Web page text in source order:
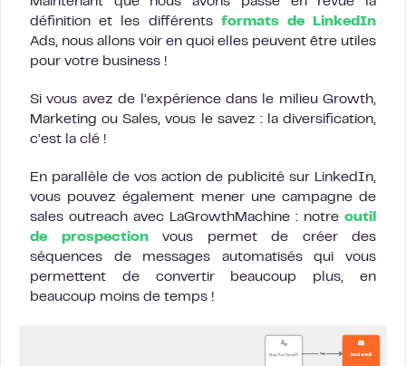
définition et les différents formats de LinkedIn
Ads, nous allons voir en quoi elles peuvent être utiles
pour votre business !
Si vous avez de l’expérience dans le milieu Growth,
Marketing ou Sales, vous le savez : la diversification,
c’est la clé !
En parallèle de vos action de publicité sur LinkedIn,
vous pouvez également mener une campagne de
sales outreach avec LaGrowthMachine : notre outil
de prospectionvous permet de créer des
séquences de messages automatisés qui vous
permettent de convertir beaucoup plus, en
beaucoup moins de temps !